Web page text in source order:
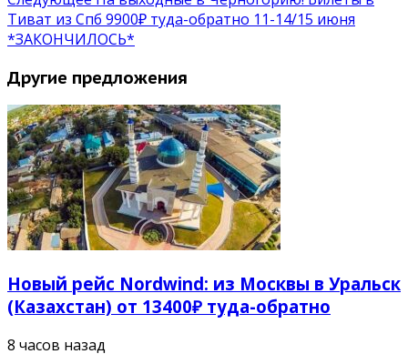
Тиват из Спб 9900₽ туда-обратно 11-14/15 июня
*ЗАКОНЧИЛОСЬ*
Другие предложения
Новый рейс Nordwind: из Москвы в Уральск
(Казахстан) от 13400₽ туда-обратно
8 часов назад